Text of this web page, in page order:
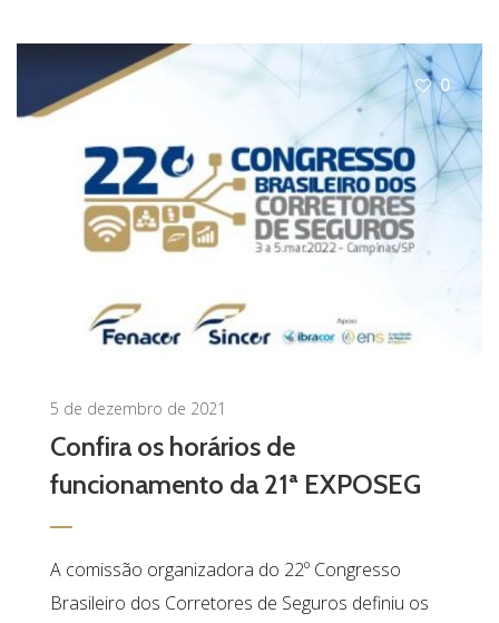
0
5 de dezembro de 2021
Confira os horários de
funcionamento da 21ª EXPOSEG
A comissão organizadora do 22º Congresso
Brasileiro dos Corretores de Seguros definiu os